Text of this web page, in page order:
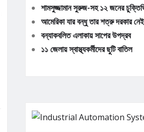
শামসুজ্জামান সুরুজ-সহ ১২ জনের
আমেরিকা যার বন্ধু তার শত্রু দরকার
বন্যাকবলিত এলাকায় সাপের উপদ্রব
১১ জেলায় স্বাস্থ্যকর্মীদের ছুটি বাতিল